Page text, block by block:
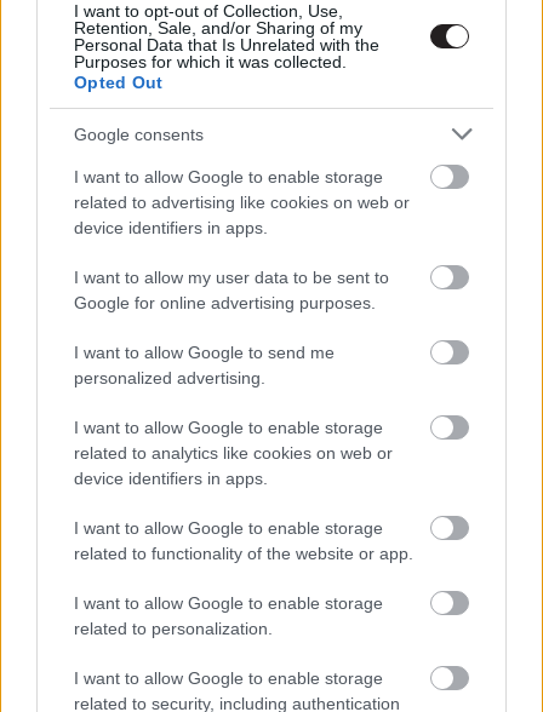
I want to opt-out of Collection, Use,
Retention, Sale, and/or Sharing of my
Personal Data that Is Unrelated with the
Purposes for which it was collected.
Opted Out
Google consents
I want to allow Google to enable storage
related to advertising like cookies on web or
device identifiers in apps.
I want to allow my user data to be sent to
Google for online advertising purposes.
I want to allow Google to send me
personalized advertising.
I want to allow Google to enable storage
related to analytics like cookies on web or
device identifiers in apps.
I want to allow Google to enable storage
related to functionality of the website or app.
I want to allow Google to enable storage
related to personalization.
I want to allow Google to enable storage
related to security, including authentication
Mexikóban, a helyszínen kapták lencsevégre a fent
látható, spontán összeálló kis stábot, köztük ott láthatod
Schwarzenegger-t, Johnny Knoxville-t, Luis Guzmán-t és
Jaimie Alexander-t. A stábban egyébként még ott lesz
Forest Whitaker és Peter Stormare is. A rendezést Kim
Jee-woon vállalta magára, a sztori középpontjában
pedig egy drog kartell vezetője áll, aki a mexikói határ
felé menekül, de balszerencséjére összefut a sheriff-fel,
akit Arnold játszik majd. Megjelenés: 2013. január 18.
Már készül A titánok harca
harmadik része
2011 november 4. 09:56
Szinte vakon bízik A titánok harca
folytatásának sikerében a Warner Bros., ezért
meg sem várják A titánok haragja